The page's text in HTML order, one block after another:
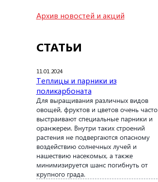
Архив новостей и акций
СТАТЬИ
11.01.2024
Теплицы и парники из
поликарбоната
Для выращивания различных видов
овощей, фруктов и цветов очень часто
выстраивают специальные парники и
оранжереи. Внутри таких строений
растения не подвергаются опасному
воздействию солнечных лучей и
нашествию насекомых, а также
минимизируется шанс погибнуть от
крупного града.